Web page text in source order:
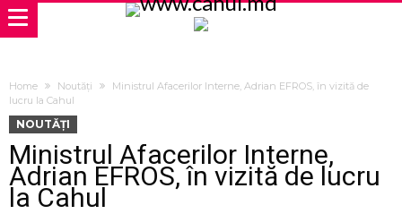
Home Noutăți
Ministrul Afacerilor Interne, Adrian EFROS, în vizită de
lucru la Cahul
NOUTĂȚI
Ministrul Afacerilor Interne,
Adrian EFROS, în vizită de lucru
la Cahul